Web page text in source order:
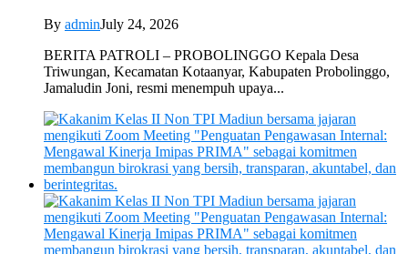
By adminJuly 24, 2026
BERITA PATROLI – PROBOLINGGO Kepala Desa
Triwungan, Kecamatan Kotaanyar, Kabupaten Probolinggo,
Jamaludin Joni, resmi menempuh upaya...